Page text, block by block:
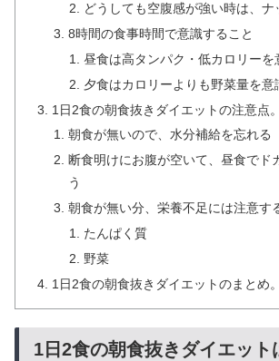
どうしても空腹感が強い時は、ナ
8時間の食事時間で意識すること
昼食は高タンパク・低カロリーを
夕食はカロリーよりも野菜量を意
1日2食の朝食抜きダイエットの注意点。
朝食が無いので、水分補給を忘れる
断食明けにお腹が空いて、昼食でド
う
朝食が無い分、栄養不足には注意す
たんぱく質
野菜
1日2食の朝食抜きダイエットのまとめ。
1日2食の朝食抜きダイエット